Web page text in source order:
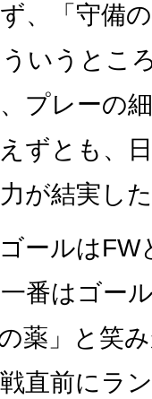
、「守備
いうとこ
プレーの
ずとも、
が結実し
ールはFW
番はゴー
薬」と笑
直前にラ